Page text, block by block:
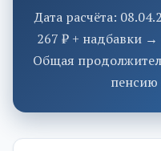
Дата расчёта:
267 ₽ + надбавки →
Общая
пенсию